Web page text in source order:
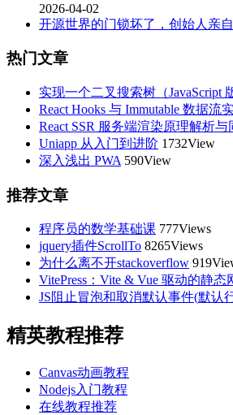
2026-04-02
开源世界的门锁坏了，创始人亲
热门文章
实现一个二叉搜索树（JavaScript
React Hooks 与 Immutable 数据流
React SSR 服务端渲染原理解析与
Uniapp 从入门到进阶 1732View
深入浅出 PWA 590View
推荐文章
程序员的数学基础课 777Views
jquery插件ScrollTo 8265Views
为什么离不开stackoverflow
VitePress：Vite & Vue 驱动的静态
JS阻止冒泡和取消默认事件(默认
精英教程推荐
Canvas动画教程
Nodejs入门教程
在线教程推荐